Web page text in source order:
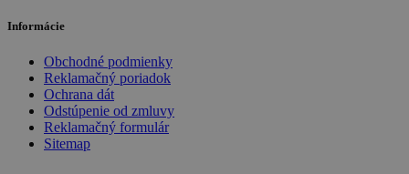
Informácie
Obchodné podmienky
Reklamačný poriadok
Ochrana dát
Odstúpenie od zmluvy
Reklamačný formulár
Sitemap